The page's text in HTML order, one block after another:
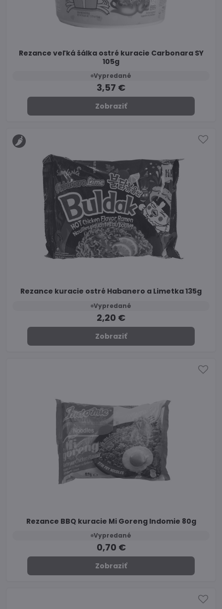
Rezance veľká šálka ostré kuracie Carbonara SY
105g
Vypredané
3,57 €
Zobraziť
Rezance kuracie ostré Habanero a Limetka 135g
Vypredané
2,20 €
Zobraziť
Rezance BBQ kuracie Mi Goreng Indomie 80g
Vypredané
0,70 €
Zobraziť